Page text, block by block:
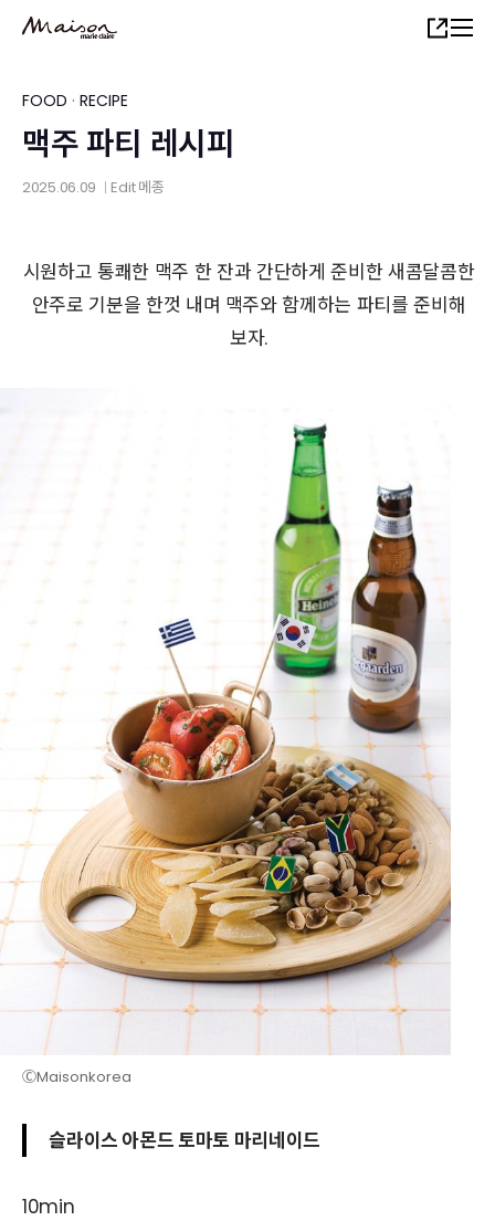
content
Share
FOOD · RECIPE
맥주 파티 레시피
2025.06.09 Edit메종
시원하고 통쾌한 맥주 한 잔과 간단하게 준비한 새콤달콤한
안주로 기분을 한껏 내며 맥주와 함께하는 파티를 준비해
보자.
ⒸMaisonkorea
슬라이스 아몬드 토마토 마리네이드
10min